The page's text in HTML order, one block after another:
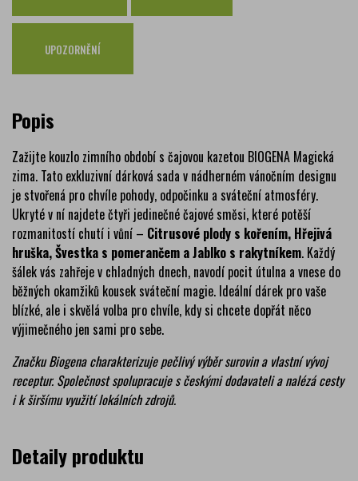
GLS
zdarma
UPOZORNĚNÍ
Popis
Zažijte kouzlo zimního období s čajovou kazetou BIOGENA Magická
zima. Tato exkluzivní dárková sada v nádherném vánočním designu
je stvořená pro chvíle pohody, odpočinku a sváteční atmosféry.
Ukryté v ní najdete čtyři jedinečné čajové směsi, které potěší
rozmanitostí chutí i vůní – Citrusové plody s kořením, Hřejivá
hruška, Švestka s pomerančem a Jablko s rakytníkem. Každý
šálek vás zahřeje v chladných dnech, navodí pocit útulna a vnese do
běžných okamžiků kousek sváteční magie. Ideální dárek pro vaše
blízké, ale i skvělá volba pro chvíle, kdy si chcete dopřát něco
výjimečného jen sami pro sebe.
Značku Biogena charakterizuje pečlivý výběr surovin a vlastní vývoj
receptur. Společnost spolupracuje s českými dodavateli a nalézá cesty
i k širšímu využití lokálních zdrojů.
Detaily produktu